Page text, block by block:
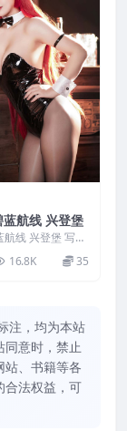
航线 兴登堡
线 兴登堡 写真
参与模特：半半
：[...
16.8K 35
注，均为本站
同意时，禁止
站、书籍等各
合法权益，可